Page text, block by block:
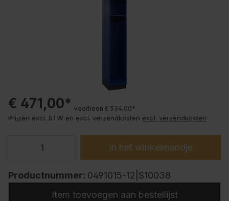
€ 471,00* voorheen € 534,00*
Prijzen excl. BTW en excl. verzendkosten excl. verzendkosten
In het winkelmandje
Productnummer: 0491015-12|S10038
Item toevoegen aan bestellijst